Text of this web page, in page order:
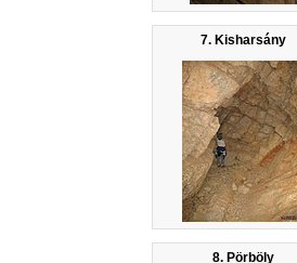
7. Kisharsány
8. Pörböly